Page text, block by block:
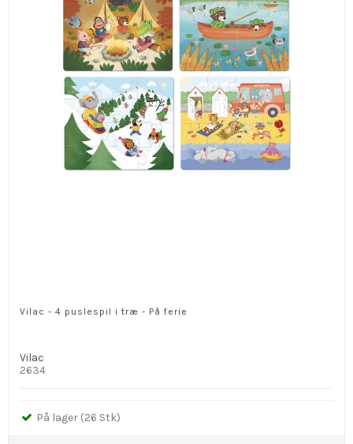
Vilac - 4 puslespil i træ - På ferie
Vilac
2634
På lager (26 Stk)